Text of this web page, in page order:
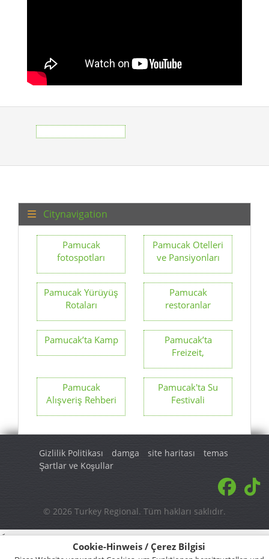
Cookie-Hinweis / Çerez Bilgisi
Citynavigation
Pamucak
fotospotları
Pamucak Otelleri
ve Pansiyonları
Pamucak Yürüyüş
Rotaları
Pamucak
restoranlar
Pamucak’ta Kamp
Pamucak’ta
Freizeit,
Pamucak
Alışveriş Rehberi
Pamucak'ta Su
Festivali
Gizlilik Politikası damga site haritası
temas
Şartlar ve Koşullar
© 2026 Turkey Regional. Tüm hakları saklıdır.
<